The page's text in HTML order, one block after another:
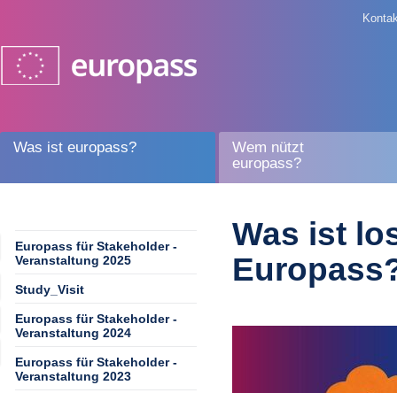
Was ist europass?
Wem nützt
europass?
Europass für Stakeholder -
Veranstaltung 2025
Study_Visit
Europass für Stakeholder -
Veranstaltung 2024
Europass für Stakeholder -
Veranstaltung 2023
Was ist